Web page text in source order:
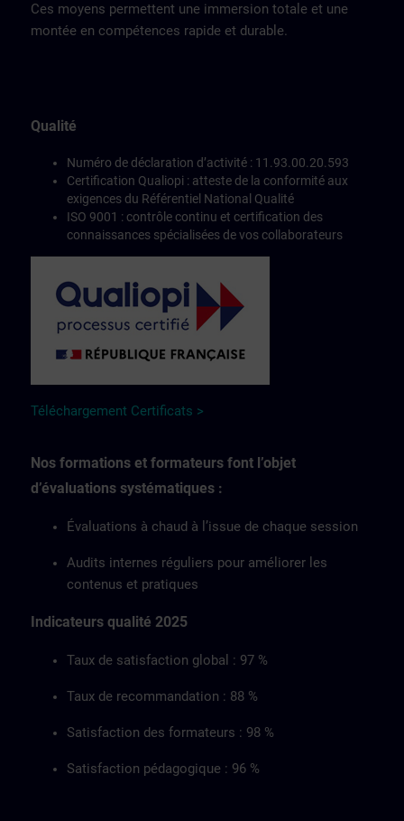
Ces moyens permettent une immersion totale et une
montée en compétences rapide et durable.
Qualité
Numéro de déclaration d’activité : 11.93.00.20.593
Certification Qualiopi : atteste de la conformité aux
exigences du Référentiel National Qualité
ISO 9001 : contrôle continu et certification des
connaissances spécialisées de vos collaborateurs
Téléchargement Certificats >
Nos formations et formateurs font l’objet
d’évaluations systématiques :
Évaluations à chaud à l’issue de chaque session
Audits internes réguliers pour améliorer les
contenus et pratiques
Indicateurs qualité 2025
Taux de satisfaction global : 97 %
Taux de recommandation : 88 %
Satisfaction des formateurs : 98 %
Satisfaction pédagogique : 96 %